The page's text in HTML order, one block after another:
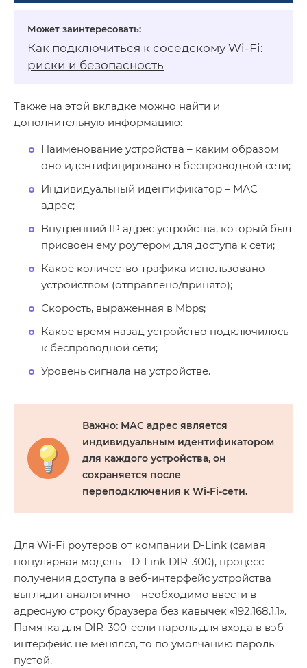
Как подключиться к соседскому Wi‑Fi:
риски и безопасность
Также на этой вкладке можно найти и
дополнительную информацию:
Наименование устройства – каким образом
оно идентифицировано в беспроводной сети;
Индивидуальный идентификатор – МАС
адрес;
Внутренний IP адрес устройства, который был
присвоен ему роутером для доступа к сети;
Какое количество трафика использовано
устройством (отправлено/принято);
Скорость, выраженная в Mbps;
Какое время назад устройство подключилось
к беспроводной сети;
Уровень сигнала на устройстве.
Важно: МАС адрес является
индивидуальным идентификатором
для каждого устройства, он
сохраняется после
переподключения к Wi-Fi-сети.
Для Wi-Fi роутеров от компании D-Link (самая
популярная модель – D-Link DIR-300), процесс
получения доступа в веб-интерфейс устройства
выглядит аналогично – необходимо ввести в
адресную строку браузера без кавычек «192.168.1.1».
Памятка для DIR-300-если пароль для входа в вэб
интерфейс не менялся, то по умолчанию пароль
пустой.